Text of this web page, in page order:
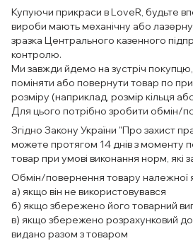
Купуючи прикраси в LoveR, будьте
вироби мають механічну або
зразка Центрального казенного
контролю.
Ми завжди йдемо на зустріч
поміняти або повернути товар по
розміру (наприклад, розмір кільця
Для цього потрібно зробити обмін/
Згідно Закону України "Про захист
можете протягом 14 днів з моменту
товар при умові виконання норм, які
Обмін/повернення товару належної
а) якщо він не використовувався
б) якщо збережено його товарний
в) якщо збережено розрахунковий
видано разом з товаром